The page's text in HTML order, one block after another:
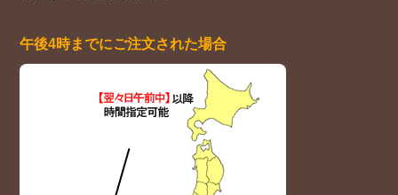
午後4時までにご注文された場合